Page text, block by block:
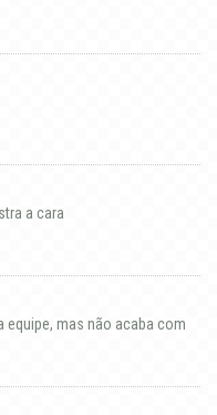
a cara
equipe, mas não acaba com